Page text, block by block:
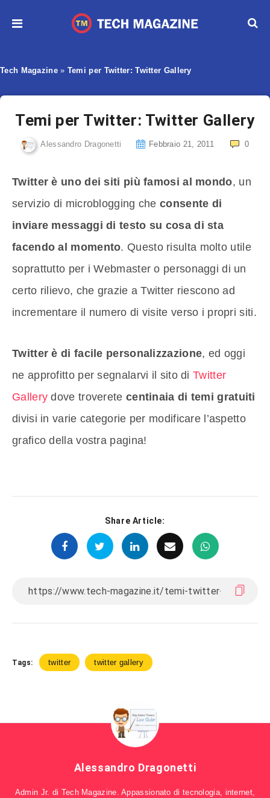
Tech Magazine» Temi per Twitter: Twitter Gallery
Temi per Twitter: Twitter Gallery
Alessandro Dragonetti Febbraio 21, 2011 0
Twitter è uno dei siti più famosi al mondo, un
servizio di microblogging checonsente di
inviare messaggi di testo su cosa di sta
facendo al momento. Questo risulta molto utile
soprattutto per i Webmaster o personaggi di un
certo rilievo, che grazie a Twitter riescono ad
incrementare il numero di visite verso i propri siti.
Twitter è di facile personalizzazione, ed oggi
ne approfitto per segnalarvi il sito di Twitter
Gallery dove troverete centinaia di temi gratuiti
divisi in varie categorie per modificare l’aspetto
grafico della vostra pagina!
Share Article:
Tags: twitter twitter gallery
Alessandro Dragonetti
Admin Jr. di Tech Magazine. Appassionato di tecnologia, internet,